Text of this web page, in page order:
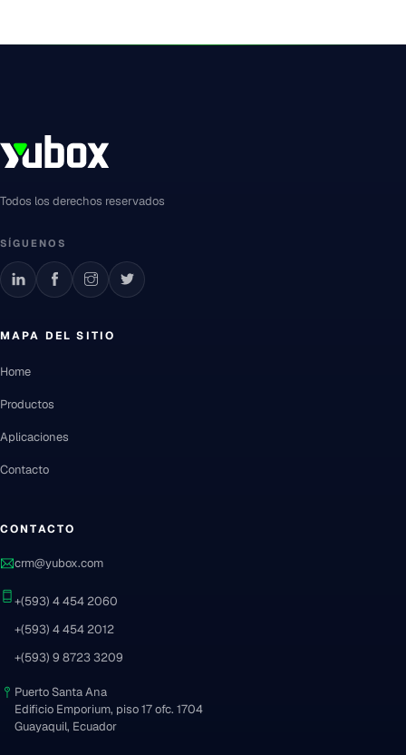
Todos los derechos reservados
SÍGUENOS
MAPA DEL SITIO
Home
Productos
Aplicaciones
Contacto
CONTACTO
crm@yubox.com
+(593) 4 454 2060
+(593) 4 454 2012
+(593) 9 8723 3209
Puerto Santa Ana
Edificio Emporium, piso 17 ofc. 1704
Guayaquil, Ecuador